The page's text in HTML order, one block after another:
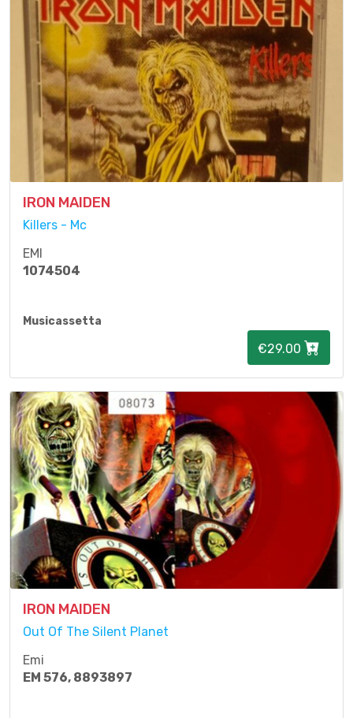
IRON MAIDEN
Killers - Mc
EMI
1074504
Musicassetta
€29.00
IRON MAIDEN
Out Of The Silent Planet
Emi
EM 576, 8893897